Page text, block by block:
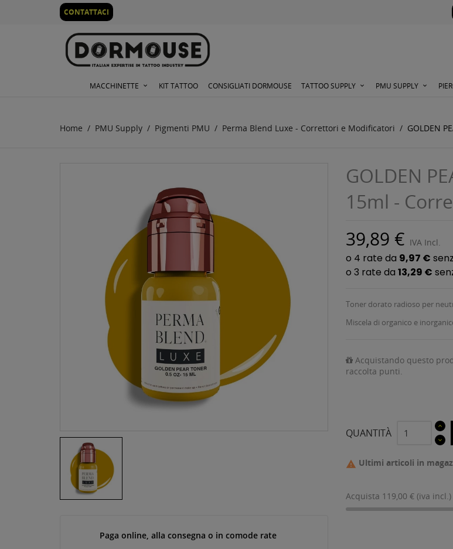
CONTATTACI
MACCHINETTE KIT TATTOO CONSIGLIATI DORMOUSE TATTOO SUPPLY PMU SUPPLY
Home PMU Supply Pigmenti PMU Perma Blend Luxe - Correttori e Modificatori GOLDEN
Paga online, alla consegna o in comode rate
GOLDEN
15ml -
39,89 € IVA Incl.
Toner dorato radioso per
Miscela di organico e
Acquistando questo
raccolta punti.
QUANTITÀ
 Ultimi articoli in
Acquista 119,00 € (iva